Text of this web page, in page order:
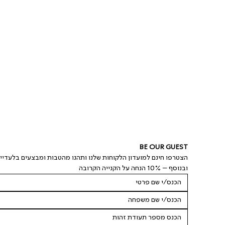
BE OUR GUEST
הצטרפו חינם למועדון הלקוחות שלנו ותהנו מהטבות ומבצעים
ובנוסף – 10% הנחה על הקנייה הקרובה